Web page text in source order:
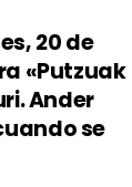
20 de
«Putzuak
Ander
se